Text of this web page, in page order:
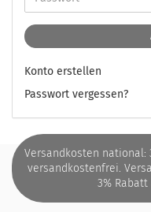
Konto erstellen
Passwort vergessen?
Versandkosten national:
versandkostenfrei.
3%